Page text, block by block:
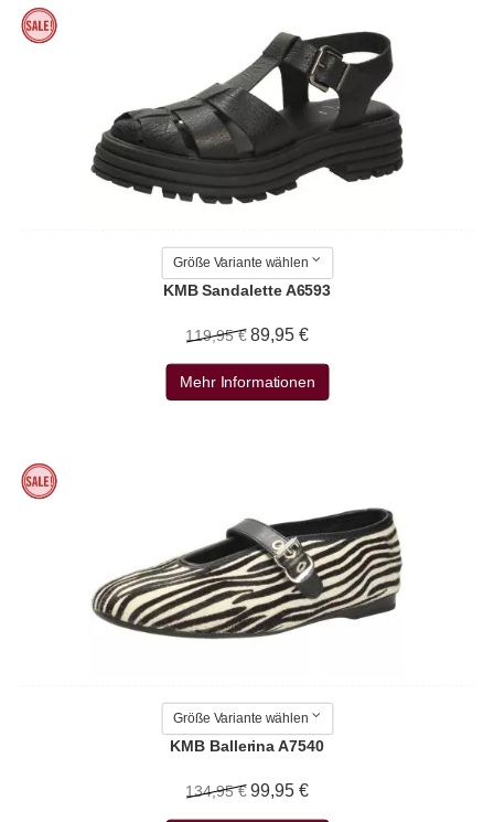
Größe Variante wählen
KMB Sandalette A6593
119,95 € 89,95 €
Mehr Informationen
Größe Variante wählen
KMB Ballerina A7540
134,95 € 99,95 €